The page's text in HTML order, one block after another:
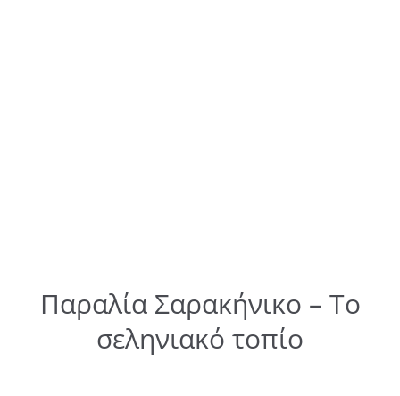
Παραλία Σαρακήνικο – Το
σεληνιακό τοπίο